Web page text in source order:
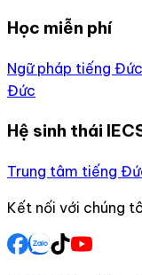
Học miễn phí
Ngữ pháp tiếng Đức
Đức
Hệ sinh thái
Trung tâm tiếng
Kết nối với chúng